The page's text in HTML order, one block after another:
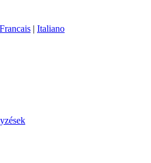
Francais | Italiano